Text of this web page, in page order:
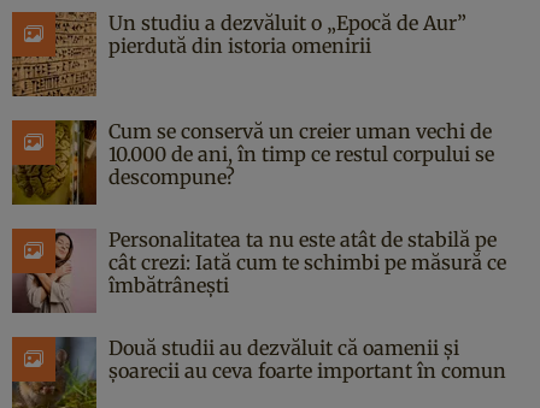
Un studiu a dezvăluit o „Epocă de Aur”
pierdută din istoria omenirii
Cum se conservă un creier uman vechi de
10.000 de ani, în timp ce restul corpului se
descompune?
Personalitatea ta nu este atât de stabilă pe
cât crezi: Iată cum te schimbi pe măsură ce
îmbătrânești
Două studii au dezvăluit că oamenii și
șoarecii au ceva foarte important în comun